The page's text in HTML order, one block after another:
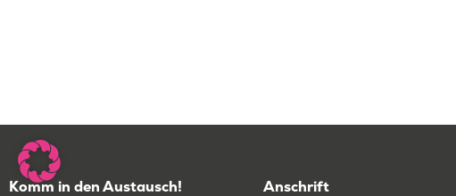
Komm in den Austausch! Anschrift